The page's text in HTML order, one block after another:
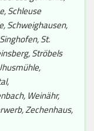
Schleuse
Schweighausen,
St.
Ströbels
Weinähr,
Zechenhaus,